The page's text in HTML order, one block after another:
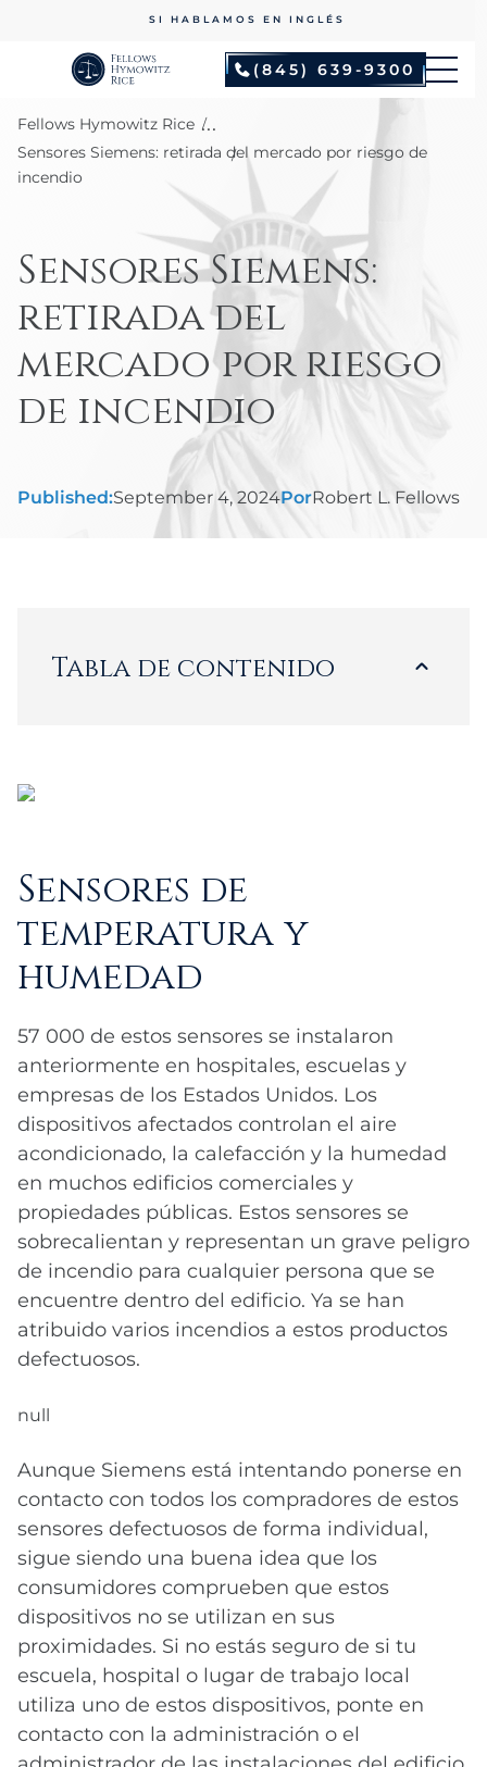
SIN COMISIONES A MENOS QUE GANEMOS
(845) 639-9300
Fellows Hymowitz Rice ...
Sensores Siemens: retirada del mercado por riesgo de
incendio
Sensores Siemens:
retirada del
mercado por riesgo
de incendio
Published:September 4, 2024PorRobert L. Fellows
Tabla de contenido
Sensores de
temperatura y
humedad
57 000 de estos sensores se instalaron
anteriormente en hospitales, escuelas y
empresas de los Estados Unidos. Los
dispositivos afectados controlan el aire
acondicionado, la calefacción y la humedad
en muchos edificios comerciales y
propiedades públicas. Estos sensores se
sobrecalientan y representan un grave peligro
de incendio para cualquier persona que se
encuentre dentro del edificio. Ya se han
atribuido varios incendios a estos productos
defectuosos.
null
Aunque Siemens está intentando ponerse en
contacto con todos los compradores de estos
sensores defectuosos de forma individual,
sigue siendo una buena idea que los
consumidores comprueben que estos
dispositivos no se utilizan en sus
proximidades. Si no estás seguro de si tu
escuela, hospital o lugar de trabajo local
utiliza uno de estos dispositivos, ponte en
contacto con la administración o el